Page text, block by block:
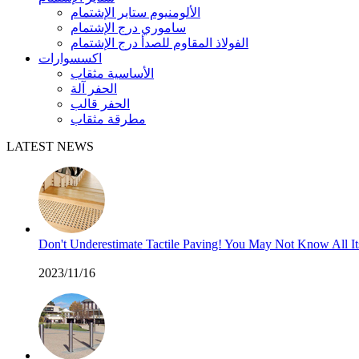
الألومنيوم ستاير الإشتمام
ساموري درج الإشتمام
الفولاذ المقاوم للصدأ درج الإشتمام
اكسسوارات
الأساسية مثقاب
الحفر آلة
الحفر قالب
مطرقة مثقاب
LATEST NEWS
Don't Underestimate Tactile Paving! You May Not Know All
2023/11/16